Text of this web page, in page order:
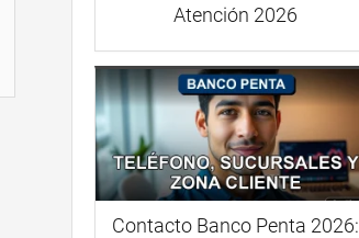
Atención 2026
Contacto Banco Penta 2026: